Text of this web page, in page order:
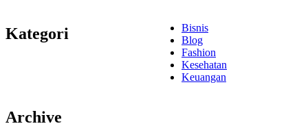
Kategori
Bisnis
Blog
Fashion
Kesehatan
Keuangan
Archive